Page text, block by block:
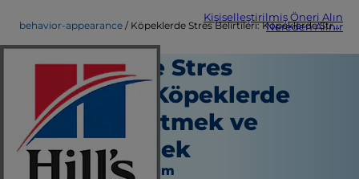
Kişiselleştirilmiş Öneri Alın
Nereden Alınır
behavior-appearance Köpeklerde Stres Belirtileri: Köpeklerde Stresi Yönetmek ve Tedavi Etmek
Köpeklerde Stres
Belirtileri: Köpeklerde
Stresi Yönetmek ve
Tedavi Etmek
Davranış ve Görünüm